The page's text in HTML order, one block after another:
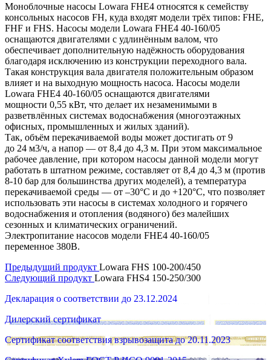
Моноблочные насосы Lowara FHE4 относятся к семейству
консольных насосов FH, куда входят модели трёх типов: FHE,
FHF и FHS. Насосы модели Lowara FHE4 40-160/05
оснащаются двигателями с удлинённым валом, что
обеспечивает дополнительную надёжность оборудования
благодаря исключению из конструкции переходного вала.
Такая конструкция вала двигателя положительным образом
влияет и на выходную мощность насоса. Насосы модели
Lowara FHE4 40-160/05 оснащаются двигателями
мощности 0,55 кВт, что делает их незаменимыми в
разветвлённых системах водоснабжения (многоэтажных
офисных, промышленных и жилых зданий).
Так, объём перекачиваемой воды может достигать от 9
до 24 м3/ч, а напор — от 8,4 до 4,3 м. При этом максимальное
рабочее давление, при котором насосы данной модели могут
работать в штатном режиме, составляет от 8,4 до 4,3 м (против
8-10 бар для большинства других моделей), а температура
перекачиваемой среды — от –30°C и до +120°C, что позволяет
использовать эти насосы в системах холодного и горячего
водоснабжения и отопления (водяного) без малейших
сезонных и климатических ограничений.
Электропитание насосов модели FHE4 40-160/05
переменное 380В.
Предыдущий продукт Lowara FHS 100-200/450
Следующий продукт Lowara FHS4 150-250/300
Декларация о соответствии до 23.12.2024
Дилерский сертификат
Сертификат соответствия взрывозащита до 20.11.2023